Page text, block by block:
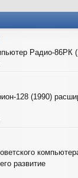
Радио-86РК
128 (1990)
развитие